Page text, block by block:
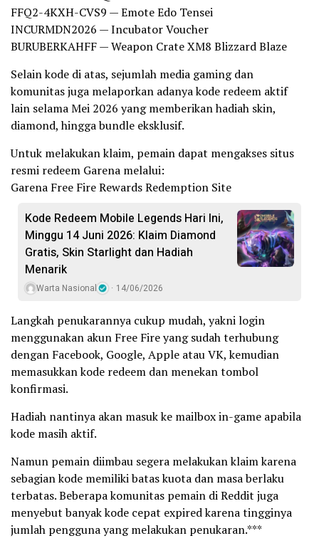
FFQ2-4KXH-CVS9 — Emote Edo Tensei
INCURMDN2026 — Incubator Voucher
BURUBERKAHFF — Weapon Crate XM8 Blizzard Blaze
Selain kode di atas, sejumlah media gaming dan
komunitas juga melaporkan adanya kode redeem aktif
lain selama Mei 2026 yang memberikan hadiah skin,
diamond, hingga bundle eksklusif.
Untuk melakukan klaim, pemain dapat mengakses situs
resmi redeem Garena melalui:
Garena Free Fire Rewards Redemption Site
Kode Redeem Mobile Legends Hari Ini,
Minggu 14 Juni 2026: Klaim Diamond
Gratis, Skin Starlight dan Hadiah
Menarik
Warta Nasional 14/06/2026
Langkah penukarannya cukup mudah, yakni login
menggunakan akun Free Fire yang sudah terhubung
dengan Facebook, Google, Apple atau VK, kemudian
memasukkan kode redeem dan menekan tombol
konfirmasi.
Hadiah nantinya akan masuk ke mailbox in-game apabila
kode masih aktif.
Namun pemain diimbau segera melakukan klaim karena
sebagian kode memiliki batas kuota dan masa berlaku
terbatas. Beberapa komunitas pemain di Reddit juga
menyebut banyak kode cepat expired karena tingginya
jumlah pengguna yang melakukan penukaran.***